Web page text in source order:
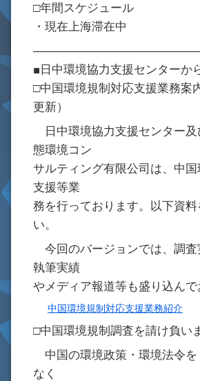
□年間スケジュール
・現在上海滞在中
■日中環境協力支援センターか
□中国環境規制対応支援業務案
更新）
日中環境協力支援センター及
態環境コン
サルティング有限公司は、中
支援等業
務を行っております。以下資料
い。
今回のバージョンでは、調査
執筆実績
やメディア報道等も盛り込んで
中国環境規制対応支援業務紹介
□中国環境規制調査を請け負い
中国の環境政策・環境法令を
なく